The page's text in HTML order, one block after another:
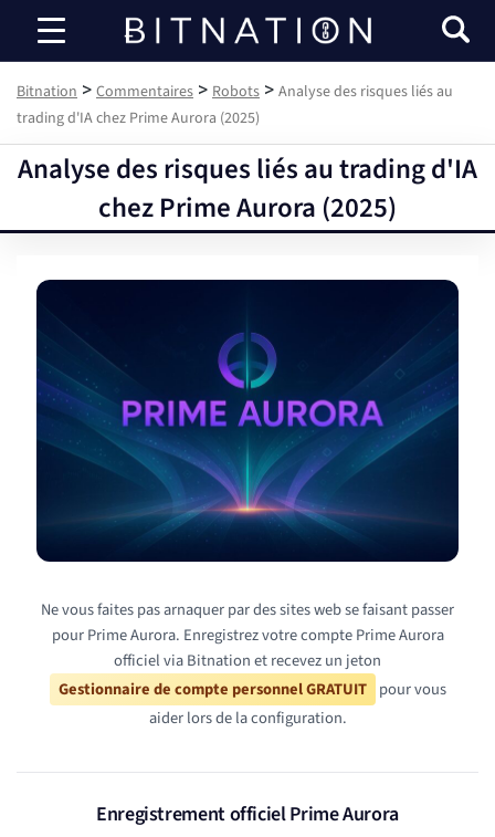
Bitnation
Bitnation > Commentaires > Robots > Analyse des risques liés au
trading d'IA chez Prime Aurora (2025)
Analyse des risques liés au trading d'IA
chez Prime Aurora (2025)
Ne vous faites pas arnaquer par des sites web se faisant passer
pour Prime Aurora. Enregistrez votre compte Prime Aurora
officiel via Bitnation et recevez un jeton
Gestionnaire de compte personnel GRATUIT pour vous
aider lors de la configuration.
Enregistrement officiel Prime Aurora